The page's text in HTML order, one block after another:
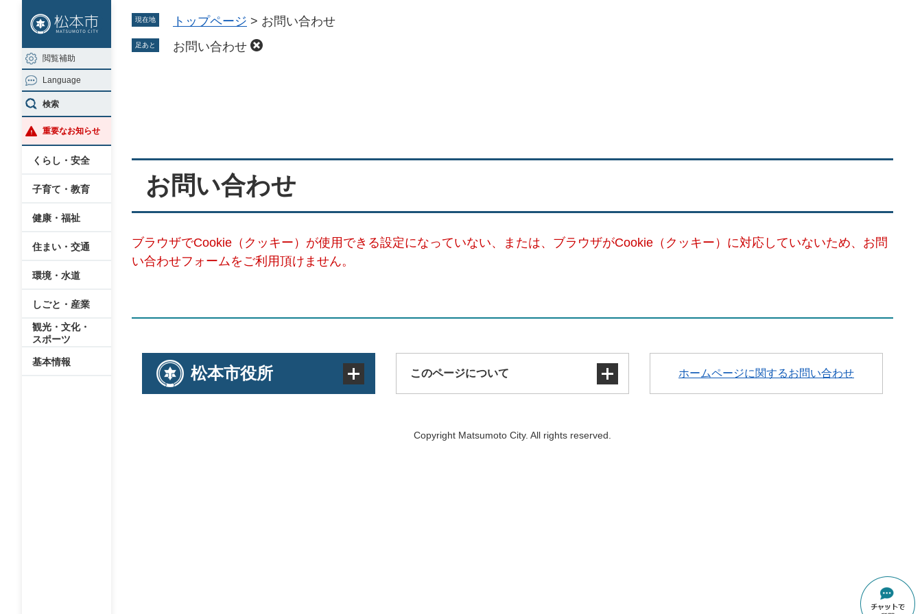
ジ
の
先
頭
で
す
ュ
ー
を
飛
ば
し
閲覧補助
Language
検索
重要なお知らせ
くらし・安全
子育て・教育
健康・福祉
住まい・交通
環境・水道
しごと・産業
観光・文化・
スポーツ
基本情報
現在地 トップページ > お問い合わせ
足あと お問い合わせ
お問い合わせ
ブラウザでCookie（クッキー）が使用できる設定になっていない、または、ブラウザがCookie（クッキー）に対応していないため、お問
い合わせフォームをご利用頂けません。
松本市役所 このページについて
著作権・免責事項・リンク
ホームページに関するお問い合わせ
Copyright Matsumoto City. All rights reserved.